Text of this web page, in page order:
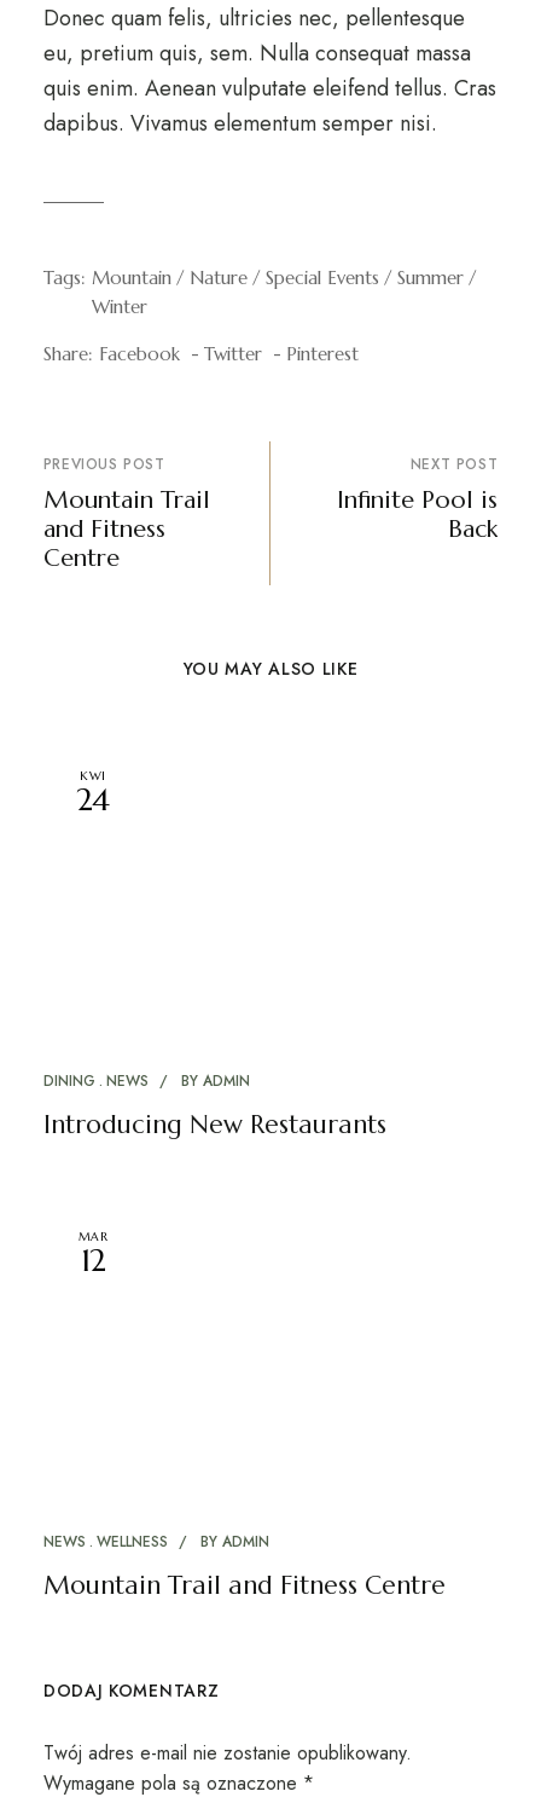
Donec quam felis, ultricies nec, pellentesque
eu, pretium quis, sem. Nulla consequat massa
quis enim. Aenean vulputate eleifend tellus. Cras
dapibus. Vivamus elementum semper nisi.
Tags: Mountain Nature Special Events
Summer
Winter
Share: Facebook Twitter Pinterest
PREVIOUS POST
Mountain Trail
and Fitness
Centre
NEXT POST
Infinite Pool is
Back
YOU MAY ALSO LIKE
KWI
24
DINING NEWS BY ADMIN
Introducing New Restaurants
MAR
12
NEWS WELLNESS BY ADMIN
Mountain Trail and Fitness Centre
DODAJ KOMENTARZ
Twój adres e-mail nie zostanie opublikowany.
Wymagane pola są oznaczone *